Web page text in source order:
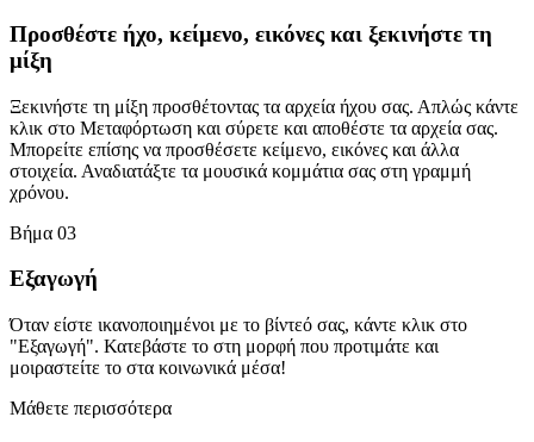
Προσθέστε ήχο, κείμενο, εικόνες και ξεκινήστε τη
μίξη
Ξεκινήστε τη μίξη προσθέτοντας τα αρχεία ήχου σας. Απλώς κάντε
κλικ στο Μεταφόρτωση και σύρετε και αποθέστε τα αρχεία σας.
Μπορείτε επίσης να προσθέσετε κείμενο, εικόνες και άλλα
στοιχεία. Αναδιατάξτε τα μουσικά κομμάτια σας στη γραμμή
χρόνου.
Βήμα 03
Εξαγωγή
Όταν είστε ικανοποιημένοι με το βίντεό σας, κάντε κλικ στο
"Εξαγωγή". Κατεβάστε το στη μορφή που προτιμάτε και
μοιραστείτε το στα κοινωνικά μέσα!
Μάθετε περισσότερα